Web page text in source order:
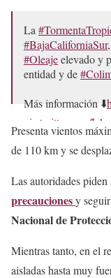
La
#BajaCaliforniaSur
#Oleajeelevado y
entidad y de
Más información ⬇️
pic.twitter.com/
— CONAGUA
Presenta vientos
de 110 km y se
Las autoridades
precaucionesy
Nacional de
Mientras tanto, en el
aisladas hasta muy